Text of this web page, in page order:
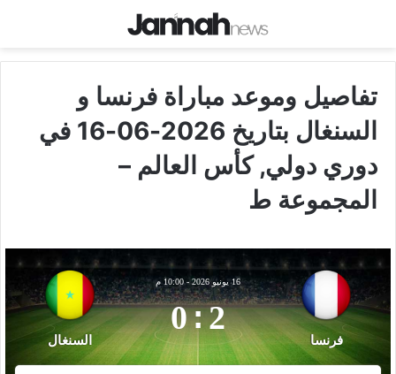
تفاصيل وموعد مباراة فرنسا و
السنغال بتاريخ 2026-06-16 في
دوري دولي, كأس العالم –
المجموعة ط
فرنسا
16 يونيو 2026 -10:00 م
2
:
0
السنغال